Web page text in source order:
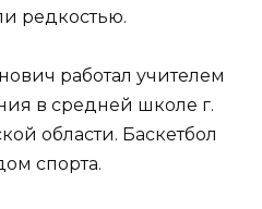
редкостью.
работал учителем
в средней школе г.
области. Баскетбол
спорта.